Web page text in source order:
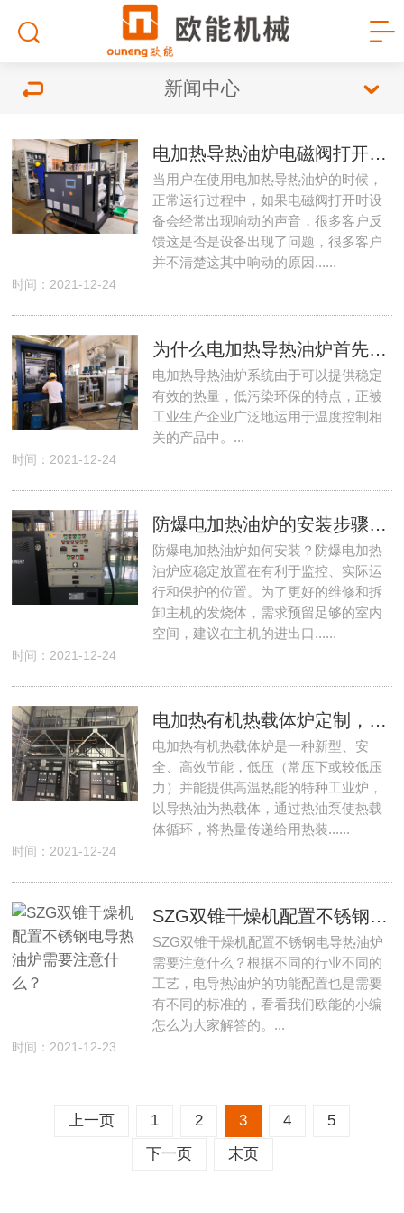
新闻中心
电加热导热油炉电磁阀打开出现声响是什么原因？
当用户在使用电加热导热油炉的时候，
正常运行过程中，如果电磁阀打开时设
备会经常出现响动的声音，很多客户反
馈这是否是设备出现了问题，很多客户
并不清楚这其中响动的原因......
时间：2021-12-24
为什么电加热导热油炉首先运行泵浦？
电加热导热油炉系统由于可以提供稳定
有效的热量，低污染环保的特点，正被
工业生产企业广泛地运用于温度控制相
关的产品中。...
时间：2021-12-24
防爆电加热油炉的安装步骤，看完原来这么简单！
防爆电加热油炉如何安装？防爆电加热
油炉应稳定放置在有利于监控、实际运
行和保护的位置。为了更好的维修和拆
卸主机的发烧体，需求预留足够的室内
空间，建议在主机的进出口......
时间：2021-12-24
电加热有机热载体炉定制，Ⅱ区防爆等级可达C级
电加热有机热载体炉是一种新型、安
全、高效节能，低压（常压下或较低压
力）并能提供高温热能的特种工业炉，
以导热油为热载体，通过热油泵使热载
体循环，将热量传递给用热装......
时间：2021-12-24
SZG双锥干燥机配置不锈钢电导热油炉需要注意什么？
SZG双锥干燥机配置不锈钢电导热油炉
需要注意什么？根据不同的行业不同的
工艺，电导热油炉的功能配置也是需要
有不同的标准的，看看我们欧能的小编
怎么为大家解答的。...
时间：2021-12-23
上一页 1 2 3 4
5
下一页
末页